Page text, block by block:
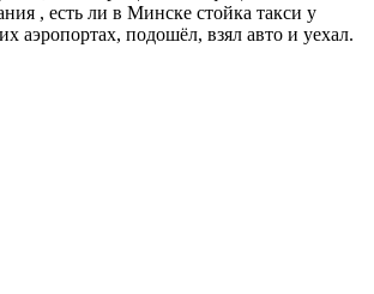
, есть ли в Минске стойка такси у
аэропортах, подошёл, взял авто и уехал.